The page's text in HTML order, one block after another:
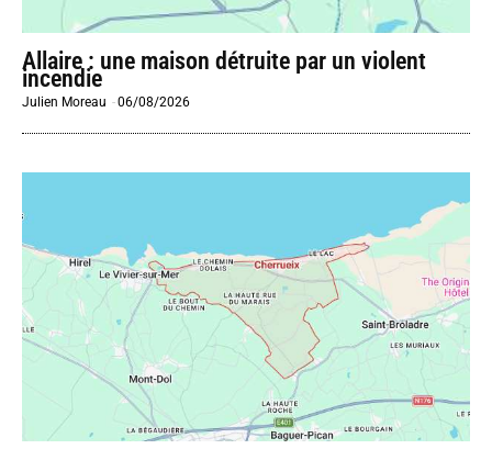
Allaire : une maison détruite par un violent
incendie
Julien Moreau -06/08/2026